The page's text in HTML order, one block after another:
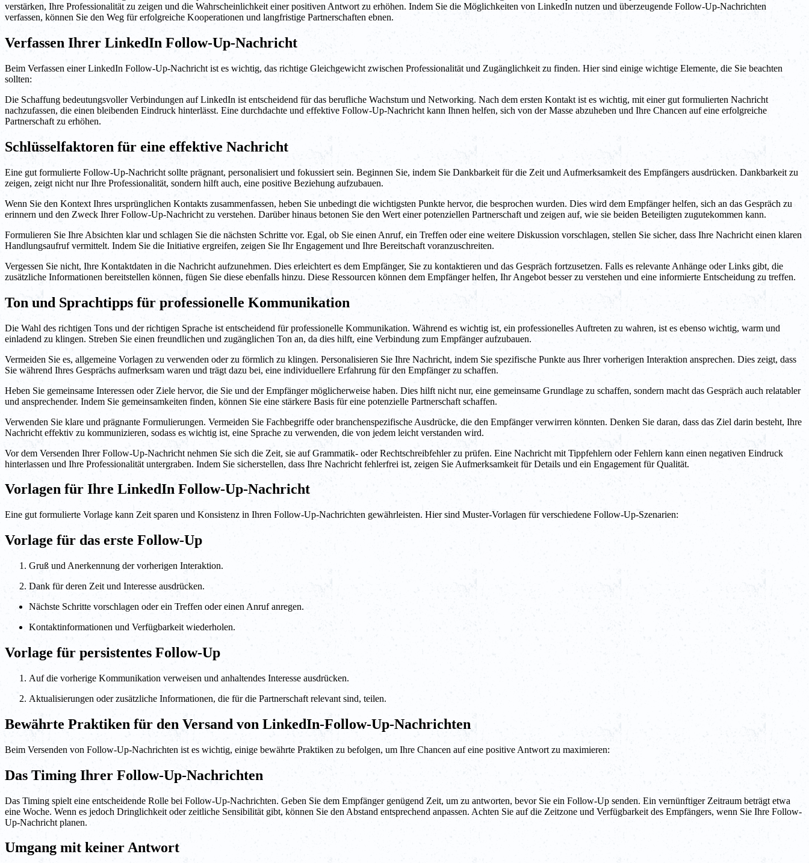
verstärken, Ihre Professionalität zu zeigen und die Wahrscheinlichkeit einer positiven Antwort zu erhöhen. Indem Sie die Möglichkeiten von LinkedIn nutzen und überzeugende Follow-Up-Nachrichten
verfassen, können Sie den Weg für erfolgreiche Kooperationen und langfristige Partnerschaften ebnen.
Verfassen Ihrer LinkedIn Follow-Up-Nachricht
Beim Verfassen einer LinkedIn Follow-Up-Nachricht ist es wichtig, das richtige Gleichgewicht zwischen Professionalität und Zugänglichkeit zu finden. Hier sind einige wichtige Elemente, die Sie beachten
sollten:
Die Schaffung bedeutungsvoller Verbindungen auf LinkedIn ist entscheidend für das berufliche Wachstum und Networking. Nach dem ersten Kontakt ist es wichtig, mit einer gut formulierten Nachricht
nachzufassen, die einen bleibenden Eindruck hinterlässt. Eine durchdachte und effektive Follow-Up-Nachricht kann Ihnen helfen, sich von der Masse abzuheben und Ihre Chancen auf eine erfolgreiche
Partnerschaft zu erhöhen.
Schlüsselfaktoren für eine effektive Nachricht
Eine gut formulierte Follow-Up-Nachricht sollte prägnant, personalisiert und fokussiert sein. Beginnen Sie, indem Sie Dankbarkeit für die Zeit und Aufmerksamkeit des Empfängers ausdrücken. Dankbarkeit zu
zeigen, zeigt nicht nur Ihre Professionalität, sondern hilft auch, eine positive Beziehung aufzubauen.
Wenn Sie den Kontext Ihres ursprünglichen Kontakts zusammenfassen, heben Sie unbedingt die wichtigsten Punkte hervor, die besprochen wurden. Dies wird dem Empfänger helfen, sich an das Gespräch zu
erinnern und den Zweck Ihrer Follow-Up-Nachricht zu verstehen. Darüber hinaus betonen Sie den Wert einer potenziellen Partnerschaft und zeigen auf, wie sie beiden Beteiligten zugutekommen kann.
Formulieren Sie Ihre Absichten klar und schlagen Sie die nächsten Schritte vor. Egal, ob Sie einen Anruf, ein Treffen oder eine weitere Diskussion vorschlagen, stellen Sie sicher, dass Ihre Nachricht einen klaren
Handlungsaufruf vermittelt. Indem Sie die Initiative ergreifen, zeigen Sie Ihr Engagement und Ihre Bereitschaft voranzuschreiten.
Vergessen Sie nicht, Ihre Kontaktdaten in die Nachricht aufzunehmen. Dies erleichtert es dem Empfänger, Sie zu kontaktieren und das Gespräch fortzusetzen. Falls es relevante Anhänge oder Links gibt, die
zusätzliche Informationen bereitstellen können, fügen Sie diese ebenfalls hinzu. Diese Ressourcen können dem Empfänger helfen, Ihr Angebot besser zu verstehen und eine informierte Entscheidung zu treffen.
Ton und Sprachtipps für professionelle Kommunikation
Die Wahl des richtigen Tons und der richtigen Sprache ist entscheidend für professionelle Kommunikation. Während es wichtig ist, ein professionelles Auftreten zu wahren, ist es ebenso wichtig, warm und
einladend zu klingen. Streben Sie einen freundlichen und zugänglichen Ton an, da dies hilft, eine Verbindung zum Empfänger aufzubauen.
Vermeiden Sie es, allgemeine Vorlagen zu verwenden oder zu förmlich zu klingen. Personalisieren Sie Ihre Nachricht, indem Sie spezifische Punkte aus Ihrer vorherigen Interaktion ansprechen. Dies zeigt, dass
Sie während Ihres Gesprächs aufmerksam waren und trägt dazu bei, eine individuellere Erfahrung für den Empfänger zu schaffen.
Heben Sie gemeinsame Interessen oder Ziele hervor, die Sie und der Empfänger möglicherweise haben. Dies hilft nicht nur, eine gemeinsame Grundlage zu schaffen, sondern macht das Gespräch auch relatabler
und ansprechender. Indem Sie gemeinsamkeiten finden, können Sie eine stärkere Basis für eine potenzielle Partnerschaft schaffen.
Verwenden Sie klare und prägnante Formulierungen. Vermeiden Sie Fachbegriffe oder branchenspezifische Ausdrücke, die den Empfänger verwirren könnten. Denken Sie daran, dass das Ziel darin besteht, Ihre
Nachricht effektiv zu kommunizieren, sodass es wichtig ist, eine Sprache zu verwenden, die von jedem leicht verstanden wird.
Vor dem Versenden Ihrer Follow-Up-Nachricht nehmen Sie sich die Zeit, sie auf Grammatik- oder Rechtschreibfehler zu prüfen. Eine Nachricht mit Tippfehlern oder Fehlern kann einen negativen Eindruck
hinterlassen und Ihre Professionalität untergraben. Indem Sie sicherstellen, dass Ihre Nachricht fehlerfrei ist, zeigen Sie Aufmerksamkeit für Details und ein Engagement für Qualität.
Vorlagen für Ihre LinkedIn Follow-Up-Nachricht
Eine gut formulierte Vorlage kann Zeit sparen und Konsistenz in Ihren Follow-Up-Nachrichten gewährleisten. Hier sind Muster-Vorlagen für verschiedene Follow-Up-Szenarien:
Vorlage für das erste Follow-Up
Gruß und Anerkennung der vorherigen Interaktion.
Dank für deren Zeit und Interesse ausdrücken.
Nächste Schritte vorschlagen oder ein Treffen oder einen Anruf anregen.
Kontaktinformationen und Verfügbarkeit wiederholen.
Vorlage für persistentes Follow-Up
Auf die vorherige Kommunikation verweisen und anhaltendes Interesse ausdrücken.
Aktualisierungen oder zusätzliche Informationen, die für die Partnerschaft relevant sind, teilen.
Bewährte Praktiken für den Versand von LinkedIn-Follow-Up-Nachrichten
Beim Versenden von Follow-Up-Nachrichten ist es wichtig, einige bewährte Praktiken zu befolgen, um Ihre Chancen auf eine positive Antwort zu maximieren:
Das Timing Ihrer Follow-Up-Nachrichten
Das Timing spielt eine entscheidende Rolle bei Follow-Up-Nachrichten. Geben Sie dem Empfänger genügend Zeit, um zu antworten, bevor Sie ein Follow-Up senden. Ein vernünftiger Zeitraum beträgt etwa
eine Woche. Wenn es jedoch Dringlichkeit oder zeitliche Sensibilität gibt, können Sie den Abstand entsprechend anpassen. Achten Sie auf die Zeitzone und Verfügbarkeit des Empfängers, wenn Sie Ihre Follow-
Up-Nachricht planen.
Umgang mit keiner Antwort